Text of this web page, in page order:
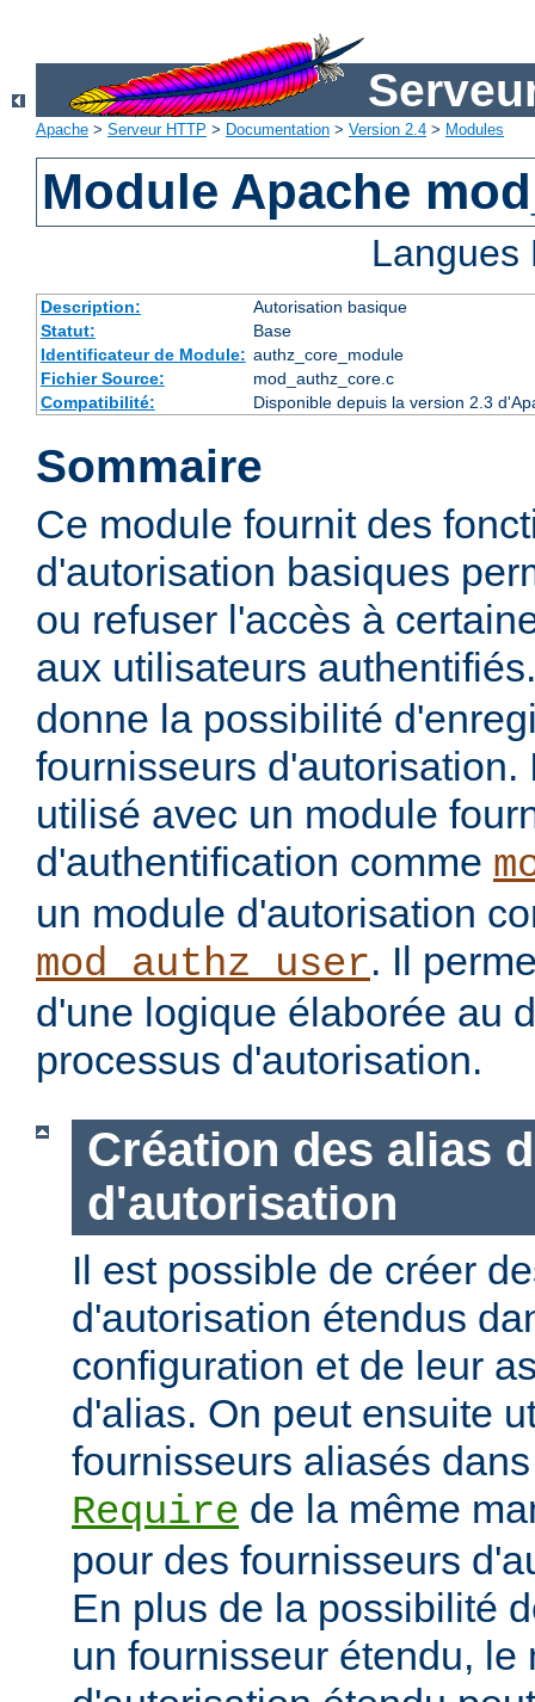
Apache > Serveur HTTP > Documentation > Version 2.4 > Modules
Module Apache
Description:
Autorisation basique
Statut:
Base
Identificateur de Module: authz_core_module
Fichier Source:
mod_authz_core.c
Compatibilité:
Disponible depuis la version 2.3
Sommaire
Ce module fournit des
d'autorisation basiques
ou refuser l'accès à
aux utilisateurs
donne la possibilité
fournisseurs d'autorisation.
utilisé avec un module
d'authentification comme
un module d'autorisation
mod_authz_user. Il
d'une logique élaborée au
processus d'autorisation.
Création des alias
d'autorisation
Il est possible de créer
d'autorisation étendus
configuration et de leur
d'alias. On peut ensuite
fournisseurs aliasés
Require de la même
pour des fournisseurs
En plus de la possibilité
un fournisseur étendu, le